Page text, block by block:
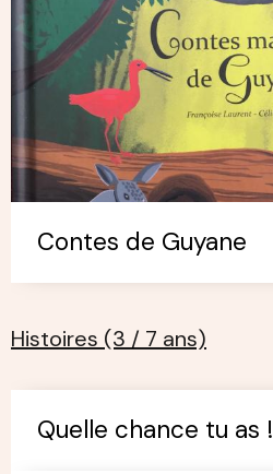
Contes de Guyane
Histoires (3 / 7 ans)
Quelle chance tu as !